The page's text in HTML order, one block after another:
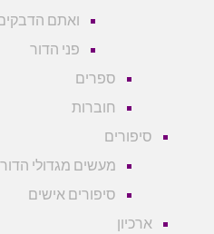
ואתם הדבקים
פני הדור
ספרים
חוברות
סיפורים
מעשים מגדולי הדורות
סיפורים אישים